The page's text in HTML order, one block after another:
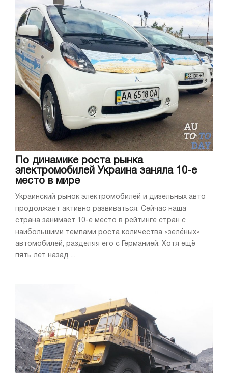
По динамике роста рынка
электромобилей Украина заняла 10-е
место в мире
Украинский рынок электромобилей и дизельных авто
продолжает активно развиваться. Сейчас наша
страна занимает 10-е место в рейтинге стран с
наибольшими темпами роста количества «зелёных»
автомобилей, разделяя его с Германией. Хотя ещё
пять лет назад ...